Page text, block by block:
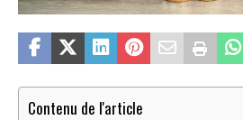
Contenu de l'article